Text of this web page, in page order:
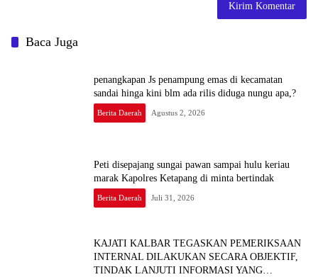
Baca Juga
penangkapan Js penampung emas di kecamatan
sandai hinga kini blm ada rilis diduga nungu apa,?
Berita Daerah Agustus 2, 2026
Peti disepajang sungai pawan sampai hulu keriau
marak Kapolres Ketapang di minta bertindak
Berita Daerah Juli 31, 2026
KAJATI KALBAR TEGASKAN PEMERIKSAAN
INTERNAL DILAKUKAN SECARA OBJEKTIF,
TINDAK LANJUTI INFORMASI YANG